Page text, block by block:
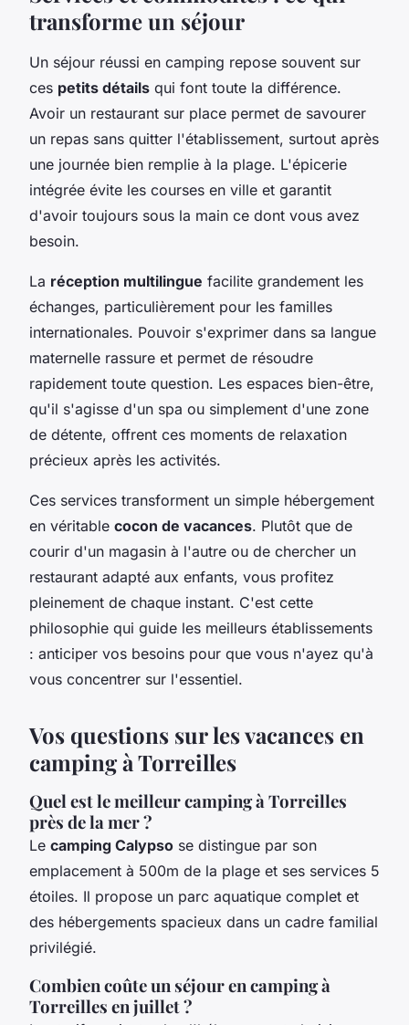
transforme un séjour
Un séjour réussi en camping repose souvent sur
ces petits détails qui font toute la différence.
Avoir un restaurant sur place permet de savourer
un repas sans quitter l'établissement, surtout après
une journée bien remplie à la plage. L'épicerie
intégrée évite les courses en ville et garantit
d'avoir toujours sous la main ce dont vous avez
besoin.
La réception multilingue facilite grandement les
échanges, particulièrement pour les familles
internationales. Pouvoir s'exprimer dans sa langue
maternelle rassure et permet de résoudre
rapidement toute question. Les espaces bien-être,
qu'il s'agisse d'un spa ou simplement d'une zone
de détente, offrent ces moments de relaxation
précieux après les activités.
Ces services transforment un simple hébergement
en véritable cocon de vacances. Plutôt que de
courir d'un magasin à l'autre ou de chercher un
restaurant adapté aux enfants, vous profitez
pleinement de chaque instant. C'est cette
philosophie qui guide les meilleurs établissements
: anticiper vos besoins pour que vous n'ayez qu'à
vous concentrer sur l'essentiel.
Vos questions sur les vacances en
camping à Torreilles
Quel est le meilleur camping à Torreilles
près de la mer ?
Le camping Calypso se distingue par son
emplacement à 500m de la plage et ses services 5
étoiles. Il propose un parc aquatique complet et
des hébergements spacieux dans un cadre familial
privilégié.
Combien coûte un séjour en camping à
Torreilles en juillet ?